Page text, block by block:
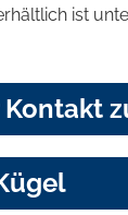
ist
Kontakt